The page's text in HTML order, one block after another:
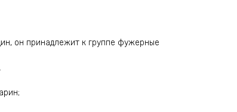
он принадлежит к группе фужерные